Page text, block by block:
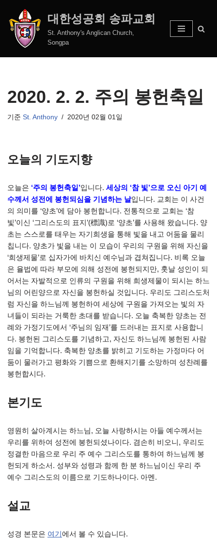
콘
뛰
대한성공회 송파교회
St. Anthony's Anglican Church,
Songpa
2020. 2. 2. 주의 봉헌축일
기준 St. Anthony 2020년 02월 01일
오늘의 기도지향
오늘은 ‘주의 봉헌축일’입니다. 세상의 ‘참 빛’으로 오신 아기 예
수께서 성전에 봉헌되심을 기념하는 날입니다. 교회는 이 사건
의 의미를 ‘양초’에 담아 봉헌합니다. 전통적으로 교회는 ‘참
빛’이신 ‘그리스도의 표지’(標識)로 ‘양초’를 사용해 왔습니다. 양
초는 스스로를 태우는 자기희생을 통해 빛을 내고 어둠을 물리
칩니다. 양초가 빛을 내는 이 모습이 우리의 구원을 위해 자신을
‘희생제물’로 십자가에 바치신 예수님과 겹쳐집니다. 비록 오늘
은 율법에 따라 부모에 의해 성전에 봉헌되지만, 훗날 성인이 되
어서는 자발적으로 인류의 구원을 위해 희생제물이 되시는 하느
님의 어린양으로 자신을 봉헌하실 것입니다. 우리도 그리스도처
럼 자신을 하느님께 봉헌하여 세상에 구원을 가져오는 빛의 자
녀들이 되라는 거룩한 초대를 받습니다. 오늘 축복한 양초는 전
례와 가정기도에서 ‘주님의 임재’를 드러내는 표지로 사용합니
다. 봉헌된 그리스도를 기념하고, 자신도 하느님께 봉헌된 사람
임을 기억합니다. 축복한 양초를 밝히고 기도하는 가정마다 어
둠이 물러가고 평화와 기쁨으로 환해지기를 소망하며 성찬례를
봉헌합시다.
본기도
영원히 살아계시는 하느님, 오늘 사랑하시는 아들 예수께서는
우리를 위하여 성전에 봉헌되셨나이다. 겸손히 비오니, 우리도
정결한 마음으로 우리 주 예수 그리스도를 통하여 하느님께 봉
헌되게 하소서. 성부와 성령과 함께 한 분 하느님이신 우리 주
예수 그리스도의 이름으로 기도하나이다. 아멘.
설교
성경 본문은 여기에서 볼 수 있습니다.